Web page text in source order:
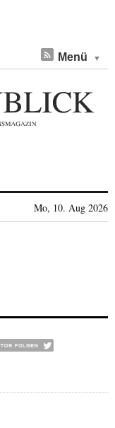
Menü
Mo, 10. Aug 2026